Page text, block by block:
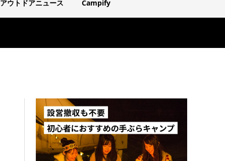
アウトドアニュース Campify